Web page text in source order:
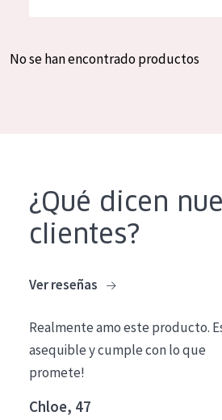
Crema de día
Crema de noche
Limpieza
COLECCIÓN
Essentials
Spanish
No se han encontrado productos
¿Qué dicen
clientes?
Ver reseñas
Realmente amo este producto.
asequible y cumple con lo que
promete!
Chloe, 47